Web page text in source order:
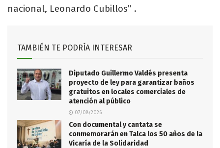
nacional, Leonardo Cubillos” .
TAMBIÉN TE PODRÍA INTERESAR
Diputado Guillermo Valdés presenta
proyecto de ley para garantizar baños
gratuitos en locales comerciales de
atención al público
07/08/2026
Con documental y cantata se
conmemorarán en Talca los 50 años de la
Vicaría de la Solidaridad